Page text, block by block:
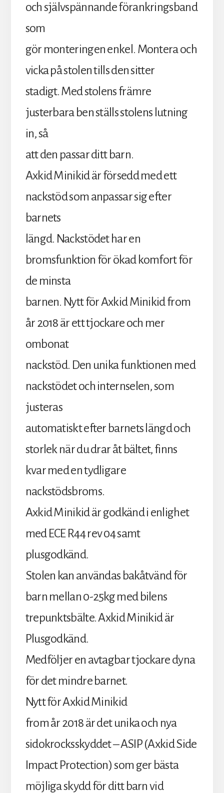
och självspännande förankringsband
som
gör monteringen enkel. Montera och
vicka på stolen tills den sitter
stadigt. Med stolens främre
justerbara ben ställs stolens lutning
in, så
att den passar ditt barn.
Axkid Minikid är försedd med ett
nackstöd som anpassar sig efter
barnets
längd. Nackstödet har en
bromsfunktion för ökad komfort för
de minsta
barnen. Nytt för Axkid Minikid from
år 2018 är ett tjockare och mer
ombonat
nackstöd. Den unika funktionen med
nackstödet och internselen, som
justeras
automatiskt efter barnets längd och
storlek när du drar åt bältet, finns
kvar med en tydligare
nackstödsbroms.
Axkid Minikid är godkänd i enlighet
med ECE R44 rev 04 samt
plusgodkänd.
Stolen kan användas bakåtvänd för
barn mellan 0-25kg med bilens
trepunktsbälte. Axkid Minikid är
Plusgodkänd.
Medföljer en avtagbar tjockare dyna
för det mindre barnet.
Nytt för Axkid Minikid
from år 2018 är det unika och nya
sidokrocksskyddet – ASIP (Axkid Side
Impact Protection) som ger bästa
möjliga skydd för ditt barn vid